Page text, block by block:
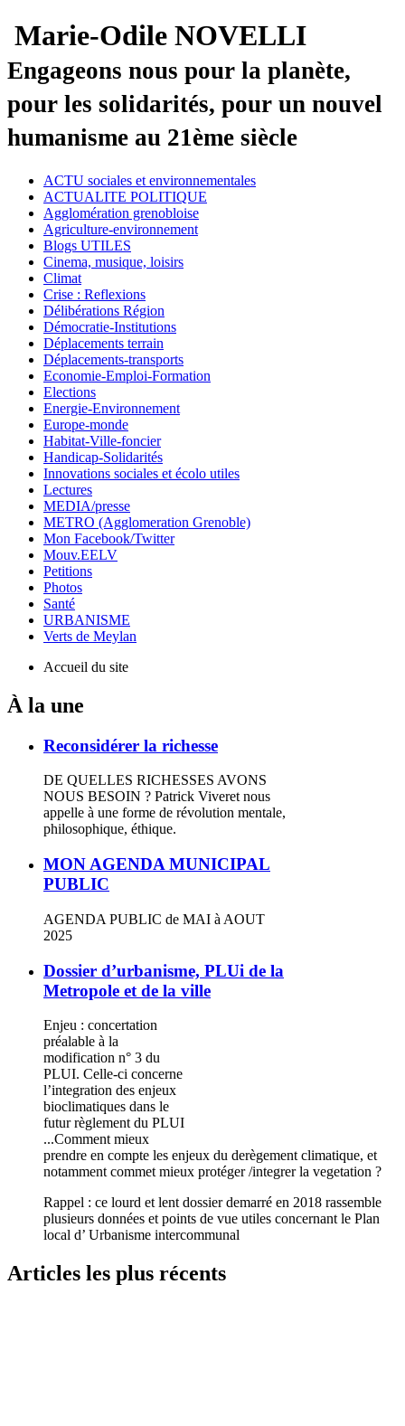
Marie-Odile NOVELLI
Engageons nous pour la planète,
pour les solidarités, pour un nouvel
humanisme au 21ème siècle
ACTU sociales et environnementales
ACTUALITE POLITIQUE
Agglomération grenobloise
Agriculture-environnement
Blogs UTILES
Cinema, musique, loisirs
Climat
Crise : Reflexions
Délibérations Région
Démocratie-Institutions
Déplacements terrain
Déplacements-transports
Economie-Emploi-Formation
Elections
Energie-Environnement
Europe-monde
Habitat-Ville-foncier
Handicap-Solidarités
Innovations sociales et écolo utiles
Lectures
MEDIA/presse
METRO (Agglomeration Grenoble)
Mon Facebook/Twitter
Mouv.EELV
Petitions
Photos
Santé
URBANISME
Verts de Meylan
Accueil du site
À la une
Reconsidérer la richesse
DE QUELLES RICHESSES AVONS
NOUS BESOIN ? Patrick Viveret nous
appelle à une forme de révolution mentale,
philosophique, éthique.
MON AGENDA MUNICIPAL
PUBLIC
AGENDA PUBLIC de MAI à AOUT
2025
Dossier d’urbanisme, PLUi de la
Metropole et de la ville
Enjeu : concertation
préalable à la
modification n° 3 du
PLUI. Celle-ci concerne
l’integration des enjeux
bioclimatiques dans le
futur règlement du PLUI
...Comment mieux
prendre en compte les enjeux du derègement climatique, et
notamment commet mieux protéger /integrer la vegetation ?
Rappel : ce lourd et lent dossier demarré en 2018 rassemble
plusieurs données et points de vue utiles concernant le Plan
local d’ Urbanisme intercommunal
Articles les plus récents